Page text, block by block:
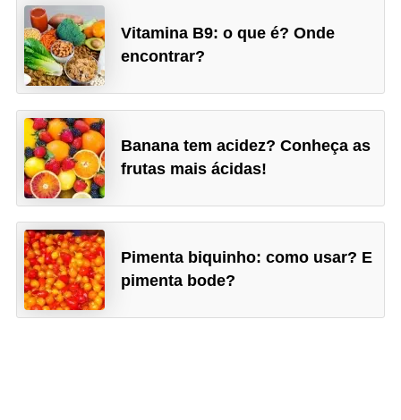
Vitamina B9: o que é? Onde
encontrar?
Banana tem acidez? Conheça as
frutas mais ácidas!
Pimenta biquinho: como usar? E
pimenta bode?